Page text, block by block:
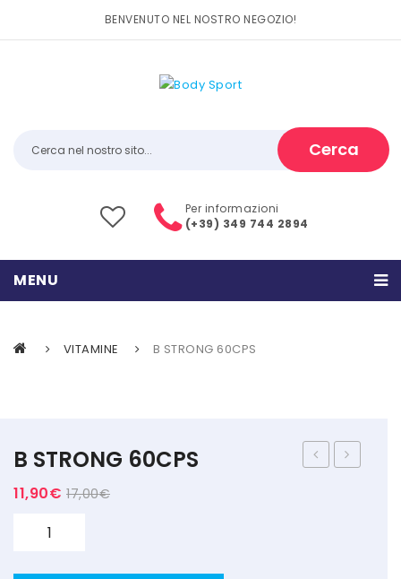
BENVENUTO NEL NOSTRO NEGOZIO!
Cerca
Per informazioni
(+39) 349 744 2894
MENU
PRODOTTI
+ WATT
AMIX
ANDERSON
BIO EXTREME
VITAMINE B STRONG 60CPS
B STRONG 60CPS
11,90€ 17,00€
Quantità